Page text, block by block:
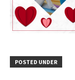
POSTED UNDER